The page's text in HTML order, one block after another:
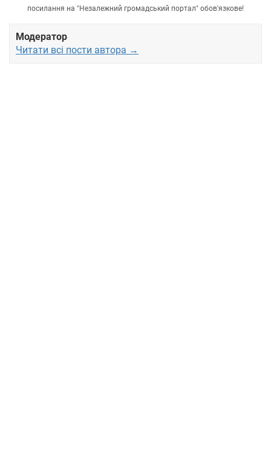
посилання на "Незалежний громадський портал" обов'язкове!
Модератор
Читати всі пости автора →